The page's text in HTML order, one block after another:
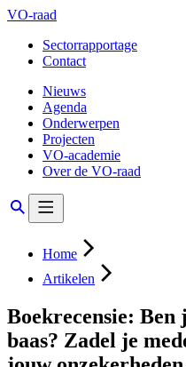
VO-raad
Sectorrapportage
Contact
Nieuws
Agenda
Onderwerpen
Projecten
VO-academie
Over de VO-raad
Home
Artikelen
Boekrecensie: Ben
baas? Zadel je